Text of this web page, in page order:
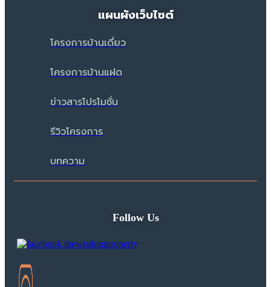
แผนผังเว็บไซต์
โครงการบ้านเดี่ยว
โครงการบ้านแฝด
ข่าวสารโปรโมชั่น
รีวิวโครงการ
บทความ
Follow Us